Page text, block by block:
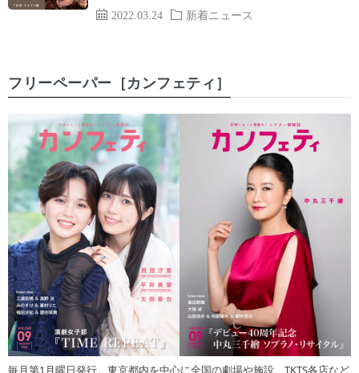
2022.03.24 新着ニュース
フリーペーパー［カンフェティ］
毎月第1月曜日発行。東京都内を中心に全国の劇場や施設、TKTS各店など